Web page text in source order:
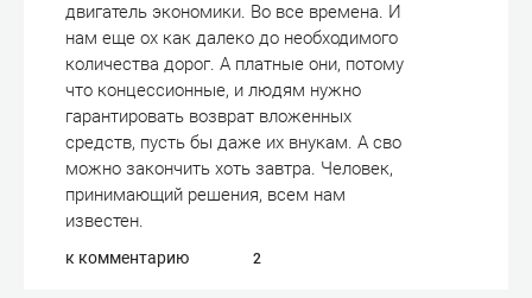
двигатель экономики. Во все времена. И
нам еще ох как далеко до необходимого
количества дорог. А платные они, потому
что концессионные, и людям нужно
гарантировать возврат вложенных
средств, пусть бы даже их внукам. А сво
можно закончить хоть завтра. Человек,
принимающий решения, всем нам
известен.
к комментарию 2